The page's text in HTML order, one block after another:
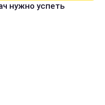
нужно успеть